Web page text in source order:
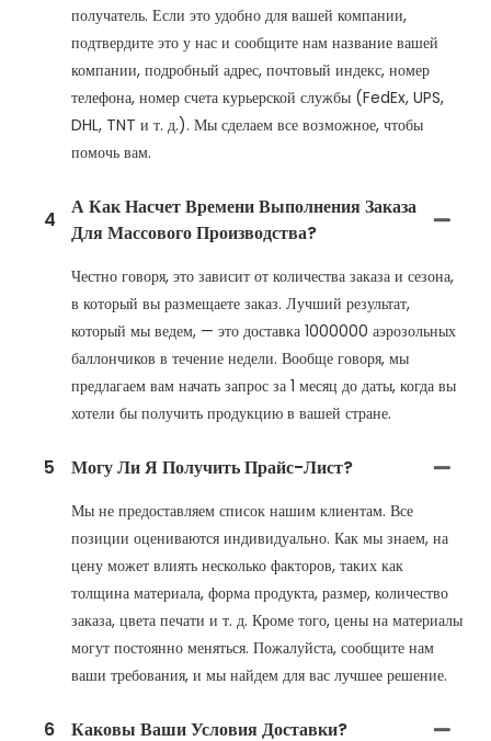
получатель. Если это удобно для вашей компании,
подтвердите это у нас и сообщите нам название вашей
компании, подробный адрес, почтовый индекс, номер
телефона, номер счета курьерской службы (FedEx, UPS,
DHL, TNT и т. д.). Мы сделаем все возможное, чтобы
помочь вам.
4
А Как Насчет Времени Выполнения Заказа
Для Массового Производства?
Честно говоря, это зависит от количества заказа и сезона,
в который вы размещаете заказ. Лучший результат,
который мы ведем, — это доставка 1000000 аэрозольных
баллончиков в течение недели. Вообще говоря, мы
предлагаем вам начать запрос за 1 месяц до даты, когда вы
хотели бы получить продукцию в вашей стране.
5 Могу Ли Я Получить Прайс-Лист?
Мы не предоставляем список нашим клиентам. Все
позиции оцениваются индивидуально. Как мы знаем, на
цену может влиять несколько факторов, таких как
толщина материала, форма продукта, размер, количество
заказа, цвета печати и т. д. Кроме того, цены на материалы
могут постоянно меняться. Пожалуйста, сообщите нам
ваши требования, и мы найдем для вас лучшее решение.
6 Каковы Ваши Условия Доставки?